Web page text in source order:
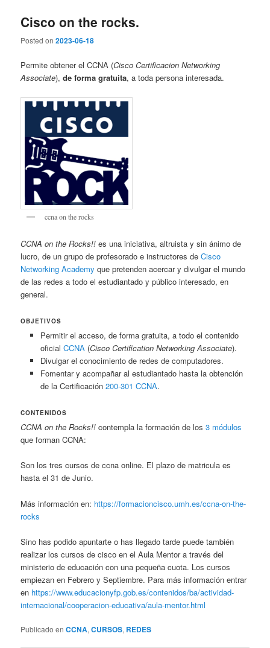
Cisco on the rocks.
Posted on2023-06-18
Permite obtener el CCNA (Cisco Certificacion Networking
Associate),de forma gratuita, a toda persona interesada.
ccna on the rocks
CCNA on the Rocks!! es una iniciativa, altruista y sin ánimo de
lucro, de un grupo de profesorado e instructores deCisco
Networking Academy que pretenden acercar y divulgar el mundo
de las redes a todo el estudiantado y público interesado, en
general.
OBJETIVOS
Permitir el acceso, de forma gratuita, a todo el contenido
oficial CCNA(Cisco Certification Networking Associate).
Divulgar el conocimiento de redes de computadores.
Fomentar y acompañar al estudiantado hasta la obtención
de la Certificación 200-301 CCNA.
CONTENIDOS
CCNA on the Rocks!! contempla la formación de los3 módulos
que forman CCNA:
Son los tres cursos de ccna online. El plazo de matricula es
hasta el 31 de Junio.
Más información en: https://formacioncisco.umh.es/ccna-on-the-
rocks
Sino has podido apuntarte o has llegado tarde puede también
realizar los cursos de cisco en el Aula Mentor a través del
ministerio de educación con una pequeña cuota. Los cursos
empiezan en Febrero y Septiembre. Para más información entrar
en https://www.educacionyfp.gob.es/contenidos/ba/actividad-
internacional/cooperacion-educativa/aula-mentor.html
Publicado en CCNA,CURSOS, REDES